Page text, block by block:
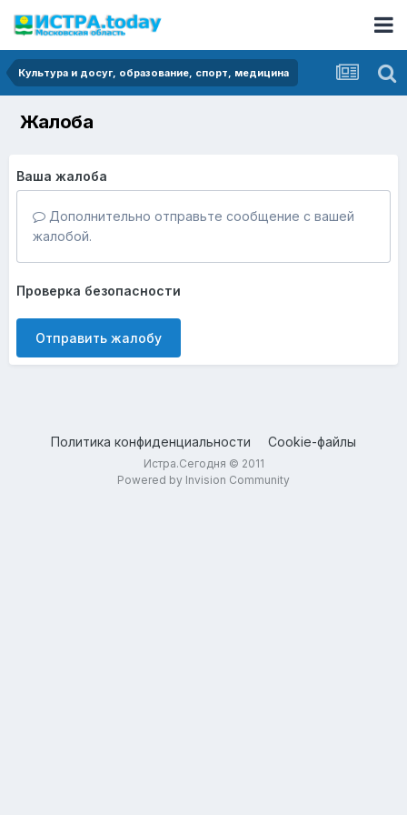
Культура и досуг, образование, спорт, медицина
Жалоба
Ваша жалоба
Дополнительно отправьте сообщение с вашей
жалобой.
Проверка безопасности
Отправить жалобу
Политика конфиденциальности Cookie-файлы
Истра.Сегодня © 2011
Powered by Invision Community